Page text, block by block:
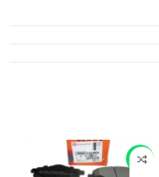
-50%